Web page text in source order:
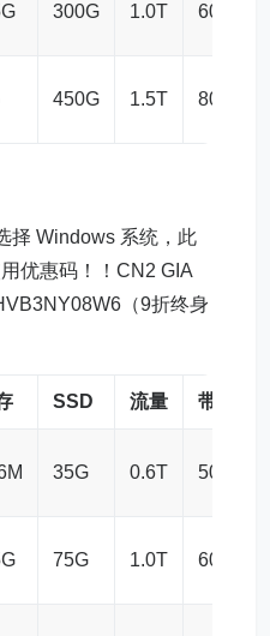
300G 1.0T 60M
450G 1.5T 80M
择 Windows 系统，此
优惠码！！CN2 GIA
（9折终身
SSD 流量 带宽
35G 0.6T 50M
75G 1.0T 60M